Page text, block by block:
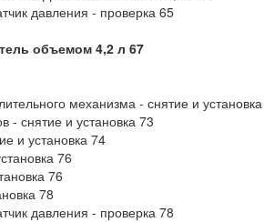
давления - проверка 65
объемом 4,2 л 67
механизма - снятие и
- снятие и установка 73
и установка 74
76
76
78
давления - проверка 78